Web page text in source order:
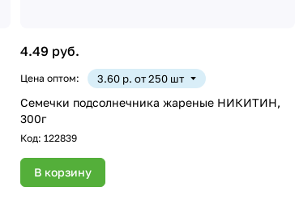
4.49 руб.
Цена оптом: 3.60 р. от 250 шт
Семечки подсолнечника жареные НИКИТИН,
300г
Код:122839
В корзину